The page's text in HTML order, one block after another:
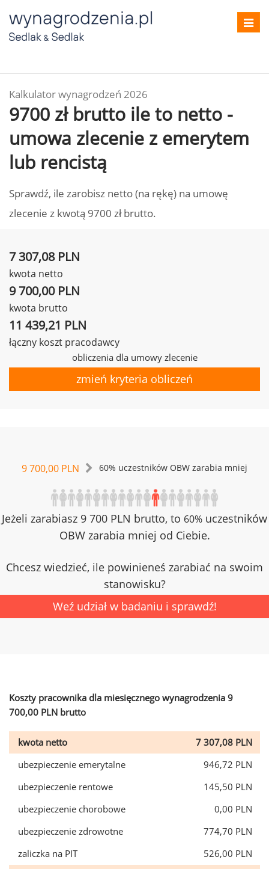
Kalkulator wynagrodzeń 2026
9700 zł brutto ile to netto -
umowa zlecenie z emerytem
lub rencistą
Sprawdź, ile zarobisz netto (na rękę) na umowę
zlecenie z kwotą 9700 zł brutto.
7 307,08 PLN
kwota netto
9 700,00 PLN
kwota brutto
11 439,21 PLN
łączny koszt pracodawcy
obliczenia dla umowy zlecenie
zmień kryteria obliczeń
9 700,00 PLN 60% uczestników OBW zarabia mniej
Jeżeli zarabiasz 9 700 PLN brutto, to 60% uczestników
OBW zarabia mniej od Ciebie.
Chcesz wiedzieć, ile powinieneś zarabiać na swoim
stanowisku?
Weź udział w badaniu i sprawdź!
Koszty pracownika dla miesięcznego wynagrodzenia 9
700,00 PLN brutto
kwota netto
7 307,08 PLN
ubezpieczenie emerytalne
946,72 PLN
ubezpieczenie rentowe
145,50 PLN
ubezpieczenie chorobowe
0,00 PLN
ubezpieczenie zdrowotne
774,70 PLN
zaliczka na PIT
526,00 PLN